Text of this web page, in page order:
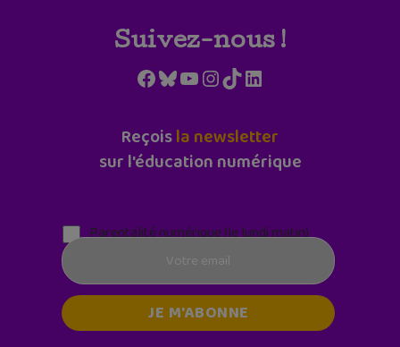
Suivez-nous !
Facebook
Bluesky
YouTube
Instagram
TikTokLinkedIn
Reçoisla newsletter
sur l'éducation numérique
Parentalité numérique (le lundi matin)